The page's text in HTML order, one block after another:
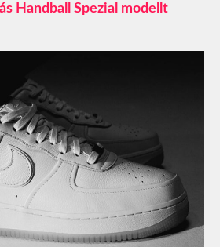
Handball Spezial modellt